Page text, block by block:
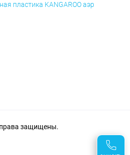
пластика KANGAROO аэр
защищены.